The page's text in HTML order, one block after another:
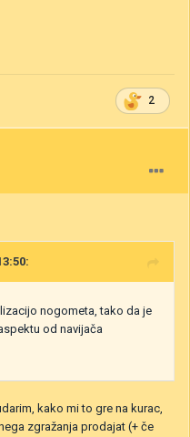
2
nogometa, tako da je
od navijača
kako mi to gre na kurac,
zgražanja prodajat (+ če